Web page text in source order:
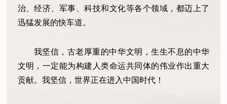
治、经济、军事、科技和文化等各个领域，都迈上了
迅猛发展的快车道。
我坚信，古老厚重的中华文明，生生不息的中华
文明，一定能为构建人类命运共同体的伟业作出重大
贡献。我坚信，世界正在进入中国时代！